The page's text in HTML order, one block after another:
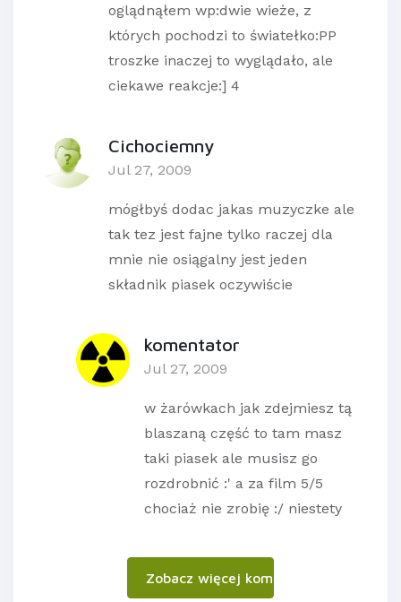
oglądnąłem wp:dwie wieże, z
których pochodzi to światełko:PP
troszke inaczej to wyglądało, ale
ciekawe reakcje:] 4
Cichociemny
Jul 27, 2009
mógłbyś dodac jakas muzyczke ale
tak tez jest fajne tylko raczej dla
mnie nie osiągalny jest jeden
składnik piasek oczywiście
komentator
Jul 27, 2009
w żarówkach jak zdejmiesz tą
blaszaną część to tam masz
taki piasek ale musisz go
rozdrobnić :' a za film 5/5
chociaż nie zrobię :/ niestety
Zobacz więcej komentarzy